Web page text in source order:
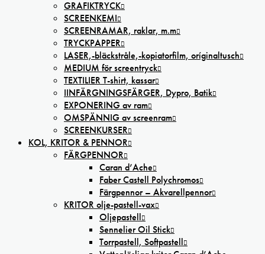
GRAFIKTRYCK
SCREENKEMI
SCREENRAMAR, raklar, m.m
TRYCKPAPPER
LASER,-bläckstråle,-kopiatorfilm, oríginaltusch
MEDIUM för screentryck
TEXTILIER T-shirt, kassar
IINFÄRGNINGSFÄRGER, Dypro, Batik
EXPONERING av ram
OMSPÄNNIG av screenram
SCREENKURSER
KOL, KRITOR & PENNOR
FÄRGPENNOR
Caran d’Ache
Faber Castell Polychromos
Färgpennor – Akvarellpennor
KRITOR olje-pastell-vax
Oljepastell
Sennelier Oil Stick
Torrpastell, Softpastell